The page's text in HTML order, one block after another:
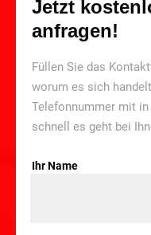
Jetzt
anfragen!
Füllen Sie das
worum es sich
Telefonnummer mit
schnell es geht bei
Ihr Name